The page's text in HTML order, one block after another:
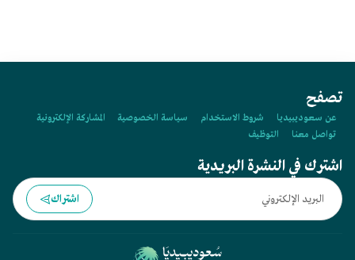
تصفح
عن سعوديبيديا شروط الاستخدام سياسة الخصوصية
المشاركة الإلكترونية
تواصل معنا
التوظيف
اشترك في النشرة البريدية
اشتراك